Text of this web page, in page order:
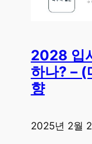
2028 입
하나? – (
향
2025년 2월